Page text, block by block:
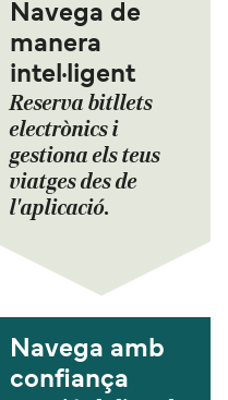
Navega de
manera
intel·ligent
Reserva bitllets
electrònics i
gestiona els teus
viatges des de
l'aplicació.
Navega amb
confiança